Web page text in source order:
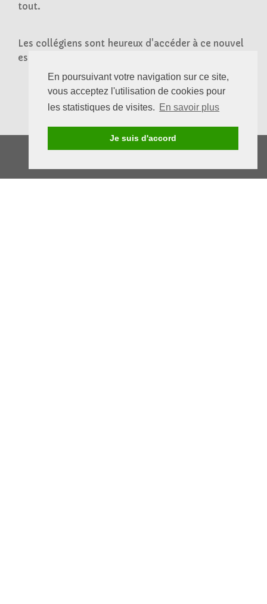
En poursuivant votre navigation sur ce site,
vous acceptez l'utilisation de cookies pour
les statistiques de visites. En savoir plus
Je suis d'accord
tout.
Les collégiens sont heureux d'accéder à ce nouvel
espace de détente !